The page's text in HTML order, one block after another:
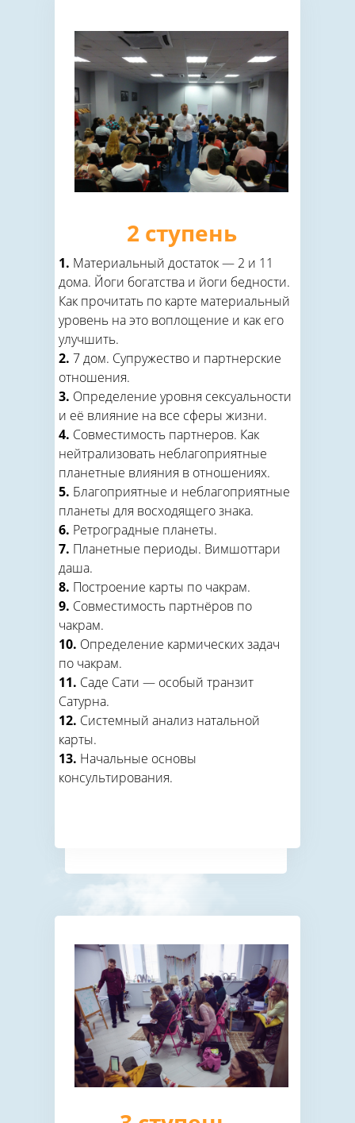
1. Материальный достаток — 2 и 11
дома. Йоги богатства и йоги бедности.
Как прочитать по карте материальный
уровень на это воплощение и как его
улучшить.
2. 7 дом. Супружество и партнерские
отношения.
3. Определение уровня сексуальности
и её влияние на все сферы жизни.
4. Совместимость партнеров. Как
нейтрализовать неблагоприятные
планетные влияния в отношениях.
5. Благоприятные и неблагоприятные
планеты для восходящего знака.
6. Ретроградные планеты.
7. Планетные периоды. Вимшоттари
даша.
8. Построение карты по чакрам.
9. Совместимость партнёров по
чакрам.
10. Определение кармических задач
по чакрам.
11. Саде Сати — особый транзит
Сатурна.
12. Системный анализ натальной
карты.
13. Начальные основы
консультирования.
2 ступень